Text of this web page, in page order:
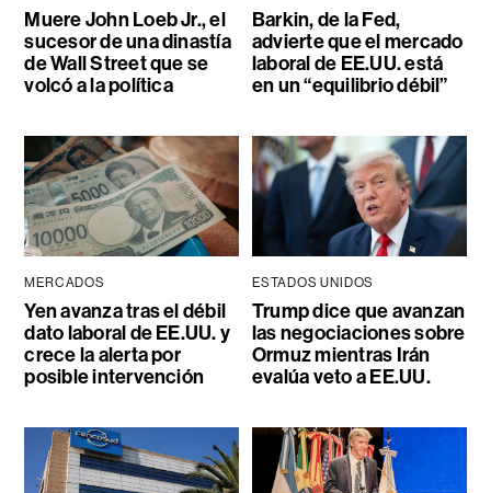
Muere John Loeb Jr., el
sucesor de una dinastía
de Wall Street que se
volcó a la política
Barkin, de la Fed,
advierte que el mercado
laboral de EE.UU. está
en un “equilibrio débil”
MERCADOS
Yen avanza tras el débil
dato laboral de EE.UU. y
crece la alerta por
posible intervención
ESTADOS UNIDOS
Trump dice que avanzan
las negociaciones sobre
Ormuz mientras Irán
evalúa veto a EE.UU.